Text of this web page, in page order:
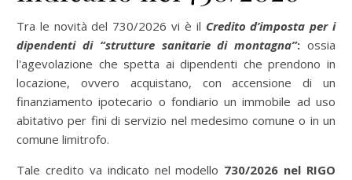
Tra le novità del 730/2026 vi è il Credito d’imposta per i
dipendenti di “strutture sanitarie di montagna”:ossia
l'agevolazione che spetta ai dipendenti che prendono in
locazione, ovvero acquistano, con accensione di un
finanziamento ipotecario o fondiario un immobile ad uso
abitativo per fini di servizio nel medesimo comune o in un
comune limitrofo.
Tale credito va indicato nel modello 730/2026 nel RIGO